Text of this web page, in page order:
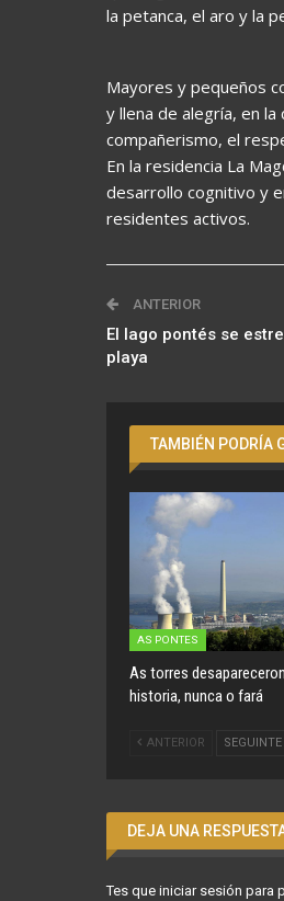
la petanca, el aro y la
Mayores y pequeños
y llena de alegría, en
compañerismo, el
En la residencia La
desarrollo cognitivo y
residentes activos.
ANTERIOR
El lago pontés se
playa
TAMBIÉN PODRÍA
AS PONTES
As torres
historia, nunca o fará
ANTERIOR SEGUINTE
DEJA UNA
Tes que iniciar sesión para